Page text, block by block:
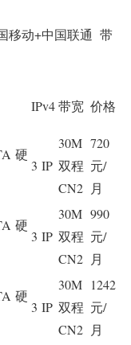
移动+中国联通 带
IPv4带宽 价格
硬
3 IP
30M
双程
CN2
720
元/
月
硬
3 IP
30M
双程
CN2
990
元/
月
硬
3 IP
30M
双程
CN2
1242
元/
月